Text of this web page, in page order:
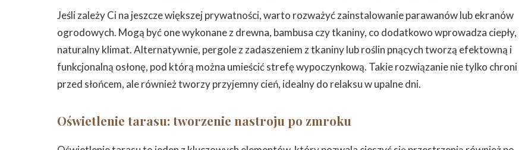
Jeśli zależy Ci na jeszcze większej prywatności, warto rozważyć zainstalowanie parawanów lub ekranów
ogrodowych. Mogą być one wykonane z drewna, bambusa czy tkaniny, co dodatkowo wprowadza ciepły,
naturalny klimat. Alternatywnie, pergole z zadaszeniem z tkaniny lub roślin pnących tworzą efektowną i
funkcjonalną osłonę, pod którą można umieścić strefę wypoczynkową. Takie rozwiązanie nie tylko chroni
przed słońcem, ale również tworzy przyjemny cień, idealny do relaksu w upalne dni.
Oświetlenie tarasu: tworzenie nastroju po zmroku